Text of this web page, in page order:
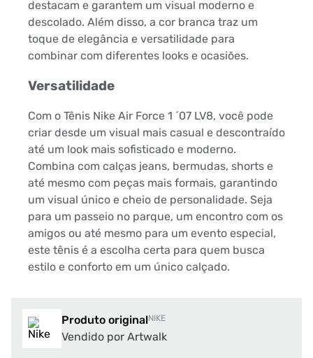
destacam e garantem um visual moderno e
descolado. Além disso, a cor branca traz um
toque de elegância e versatilidade para
combinar com diferentes looks e ocasiões.
Versatilidade
Com o Tênis Nike Air Force 1 ´07 LV8, você pode
criar desde um visual mais casual e descontraído
até um look mais sofisticado e moderno.
Combina com calças jeans, bermudas, shorts e
até mesmo com peças mais formais, garantindo
um visual único e cheio de personalidade. Seja
para um passeio no parque, um encontro com os
amigos ou até mesmo para um evento especial,
este tênis é a escolha certa para quem busca
estilo e conforto em um único calçado.
Produto originalNIKE
Vendido por Artwalk